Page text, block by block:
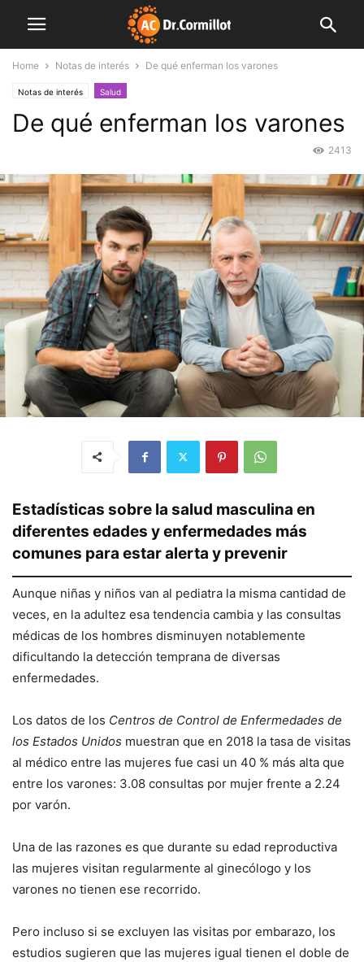
Home Notas de interés De qué enferman los varones
Notas de interés Salud
De qué enferman los varones
2413
Estadísticas sobre la salud masculina en
diferentes edades y enfermedades más
comunes para estar alerta y prevenir
Aunque niñas y niños van al pediatra la misma cantidad de
veces, en la adultez esa tendencia cambia y las consultas
médicas de los hombres disminuyen notablemente
dificultando la detección temprana de diversas
enfermedades.
Los datos de los Centros de Control de Enfermedades de
los Estados Unidos muestran que en 2018 la tasa de visitas
al médico entre las mujeres fue casi un 40 % más alta que
entre los varones: 3.08 consultas por mujer frente a 2.24
por varón.
Una de las razones es que durante su edad reproductiva
las mujeres visitan regularmente al ginecólogo y los
varones no tienen ese recorrido.
Pero incluso si se excluyen las visitas por embarazo, los
estudios sugieren que las mujeres igual tienen el doble de